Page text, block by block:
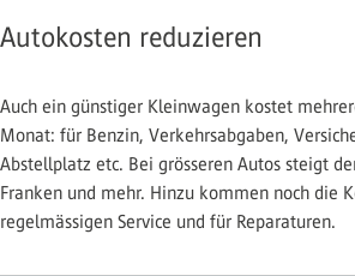
Autokosten reduzieren
Auch ein günstiger Kleinwagen kostet
Monat: für Benzin, Verkehrsabgaben,
Abstellplatz etc. Bei grösseren Autos steigt
Franken und mehr. Hinzu kommen noch die
regelmässigen Service und für Reparaturen.